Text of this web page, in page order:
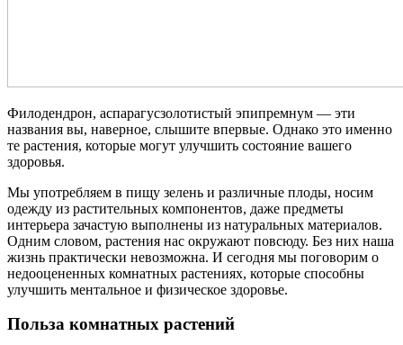
Филодендрон, аспарагусзолотистый эпипремнум — эти
названия вы, наверное, слышите впервые. Однако это именно
те растения, которые могут улучшить состояние вашего
здоровья.
Мы употребляем в пищу зелень и различные плоды, носим
одежду из растительных компонентов, даже предметы
интерьера зачастую выполнены из натуральных материалов.
Одним словом, растения нас окружают повсюду. Без них наша
жизнь практически невозможна. И сегодня мы поговорим о
недооцененных комнатных растениях, которые способны
улучшить ментальное и физическое здоровье.
Польза комнатных растений